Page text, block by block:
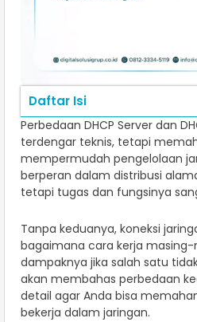
Daftar Isi
Perbedaan DHCP Server dan
terdengar teknis, tetapi
mempermudah pengelolaan
berperan dalam distribusi
tetapi tugas dan fungsinya
Tanpa keduanya, koneksi
bagaimana cara kerja masing-
dampaknya jika salah satu
akan membahas perbedaan
detail agar Anda bisa
bekerja dalam jaringan.